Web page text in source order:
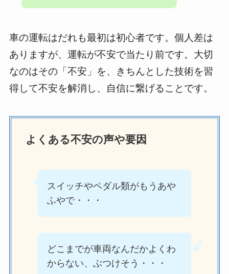
車の運転はだれも最初は初心者です。個人差は
ありますが、運転が不安で当たり前です。大切
なのはその「不安」を、きちんとした技術を習
得して不安を解消し、自信に繋げることです。
よくある不安の声や要因
スイッチやペダル類がもうあや
ふやで・・・
どこまでが車両なんだかよくわ
からない、ぶつけそう・・・